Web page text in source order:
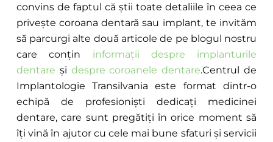
convins de faptul că știi toate detaliile în ceea ce
privește coroana dentară sau implant, te invităm
să parcurgi alte două articole de pe blogul nostru
care conțin informații despre implanturile
dentare și despre coroanele dentare.Centrul de
Implantologie Transilvania este format dintr-o
echipă de profesioniști dedicați medicinei
dentare, care sunt pregătiți în orice moment să
îți vină în ajutor cu cele mai bune sfaturi și servicii